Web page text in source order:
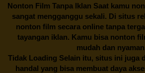
Nonton Film Tanpa Iklan Saat kamu
sangat mengganggu sekali. Di situs
nonton film secara online tanpa
tayangan iklan. Kamu bisa nonton
mudah dan
Tidak Loading Selain itu, situs ini juga
handal yang bisa membuat daya